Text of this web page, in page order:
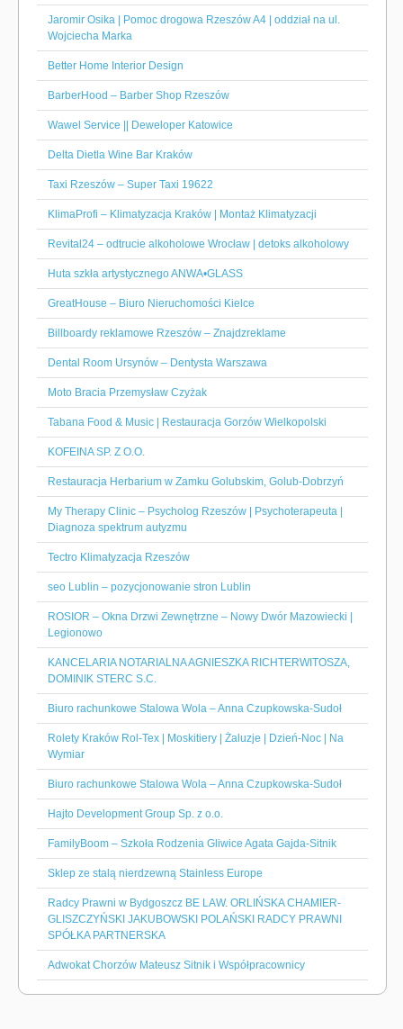
Jaromir Osika | Pomoc drogowa Rzeszów A4 | oddział na ul.
Wojciecha Marka
Better Home Interior Design
BarberHood – Barber Shop Rzeszów
Wawel Service || Deweloper Katowice
Delta Dietla Wine Bar Kraków
Taxi Rzeszów – Super Taxi 19622
KlimaProfi – Klimatyzacja Kraków | Montaż Klimatyzacji
Revital24 – odtrucie alkoholowe Wrocław | detoks alkoholowy
Huta szkła artystycznego ANWA•GLASS
GreatHouse – Biuro Nieruchomości Kielce
Billboardy reklamowe Rzeszów – Znajdzreklame
Dental Room Ursynów – Dentysta Warszawa
Moto Bracia Przemysław Czyżak
Tabana Food & Music | Restauracja Gorzów Wielkopolski
KOFEINA SP. Z O.O.
Restauracja Herbarium w Zamku Golubskim, Golub-Dobrzyń
My Therapy Clinic – Psycholog Rzeszów | Psychoterapeuta |
Diagnoza spektrum autyzmu
Tectro Klimatyzacja Rzeszów
seo Lublin – pozycjonowanie stron Lublin
ROSIOR – Okna Drzwi Zewnętrzne – Nowy Dwór Mazowiecki |
Legionowo
KANCELARIA NOTARIALNA AGNIESZKA RICHTERWITOSZA,
DOMINIK STERC S.C.
Biuro rachunkowe Stalowa Wola – Anna Czupkowska-Sudoł
Rolety Kraków Rol-Tex | Moskitiery | Żaluzje | Dzień-Noc | Na
Wymiar
Biuro rachunkowe Stalowa Wola – Anna Czupkowska-Sudoł
Hajto Development Group Sp. z o.o.
FamilyBoom – Szkoła Rodzenia Gliwice Agata Gajda-Sitnik
Sklep ze stalą nierdzewną Stainless Europe
Radcy Prawni w Bydgoszcz BE LAW. ORLIŃSKA CHAMIER-
GLISZCZYŃSKI JAKUBOWSKI POLAŃSKI RADCY PRAWNI
SPÓŁKA PARTNERSKA
Adwokat Chorzów Mateusz Sitnik i Współpracownicy